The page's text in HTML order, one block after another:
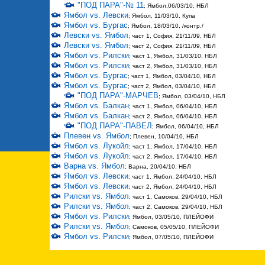
"ПОД ПАРА"-№ 11; Ямбол,06/03/10, НБЛ
Ямбол vs. Левски; Ямбол, 11/03/10, Купа
Ямбол vs. Бургас; Ямбол, 18/03/10, /контр./
Левски vs. Ямбол; част 1, София, 21/11/09, НБЛ
Левски vs. Ямбол; част 2, София, 21/11/09, НБЛ
Ямбол vs. Рилски; част 1, Ямбол, 31/03/10, НБЛ
Ямбол vs. Рилски; част 2, Ямбол, 31/03/10, НБЛ
Ямбол vs. Бургас; част 1, Ямбол, 03/04/10, НБЛ
Ямбол vs. Бургас; част 2, Ямбол, 03/04/10, НБЛ
"ПОД ПАРА"-МАРЧЕВ; Ямбол, 03/04/10, НБЛ
Ямбол vs. Балкан; част 1, Ямбол, 06/04/10, НБЛ
Ямбол vs. Балкан; част 2, Ямбол, 06/04/10, НБЛ
"ПОД ПАРА"-ПАВЕЛ ; Ямбол, 06/04/10, НБЛ
Плевен vs. Ямбол; Плевен, 10/04/10, НБЛ
Ямбол vs. Лукойл; част 1, Ямбол, 17/04/10, НБЛ
Ямбол vs. Лукойл; част 2, Ямбол, 17/04/10, НБЛ
Варна vs. Ямбол; Варна, 20/04/10, НБЛ
Ямбол vs. Левски; част 1, Ямбол, 24/04/10, НБЛ
Ямбол vs. Левски; част 2, Ямбол, 24/04/10, НБЛ
Рилски vs. Ямбол; част 1, Самоков, 29/04/10, НБЛ
Рилски vs. Ямбол; част 2, Самоков, 29/04/10, НБЛ
Ямбол vs. Рилски; Ямбол, 03/05/10, ПЛЕЙОФИ
Рилски vs. Ямбол; Самоков, 05/05/10, ПЛЕЙОФИ
Ямбол vs. Рилски; Ямбол, 07/05/10, ПЛЕЙОФИ